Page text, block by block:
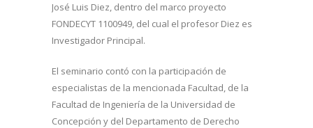
José Luis Diez, dentro del marco proyecto
FONDECYT 1100949, del cual el profesor Diez es
Investigador Principal.
El seminario contó con la participación de
especialistas de la mencionada Facultad, de la
Facultad de Ingeniería de la Universidad de
Concepción y del Departamento de Derecho